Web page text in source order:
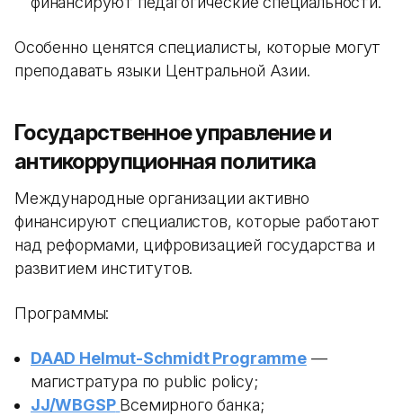
Особенно ценятся специалисты, которые могут
преподавать языки Центральной Азии.
Государственное управление и
антикоррупционная политика
Международные организации активно
финансируют специалистов, которые работают
над реформами, цифровизацией государства и
развитием институтов.
Программы:
DAAD Helmut-Schmidt Programme—
магистратура по public policy;
JJ/WBGSP Всемирного банка;